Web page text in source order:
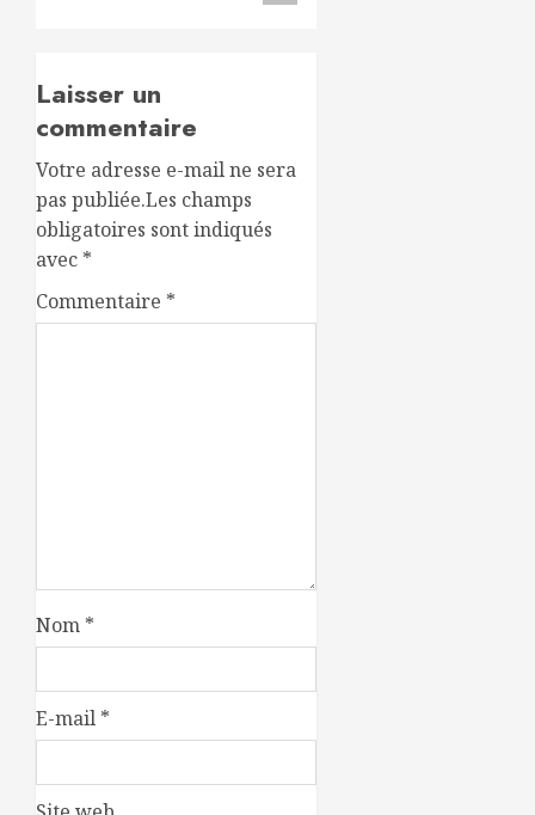
Laisser un
commentaire
Votre adresse e-mail ne sera
pas publiée.Les champs
obligatoires sont indiqués
avec *
Commentaire *
Nom *
E-mail *